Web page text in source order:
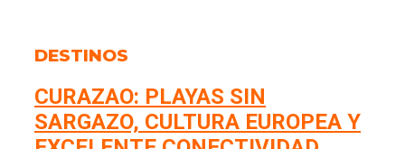
DESTINOS
CURAZAO: PLAYAS SIN
SARGAZO, CULTURA EUROPEA Y